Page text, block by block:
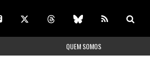
QUEM SOMOS